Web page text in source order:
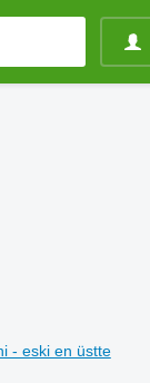
- eski en üstte